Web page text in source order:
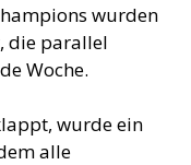
wurden
die parallel
Woche.
wurde ein
alle